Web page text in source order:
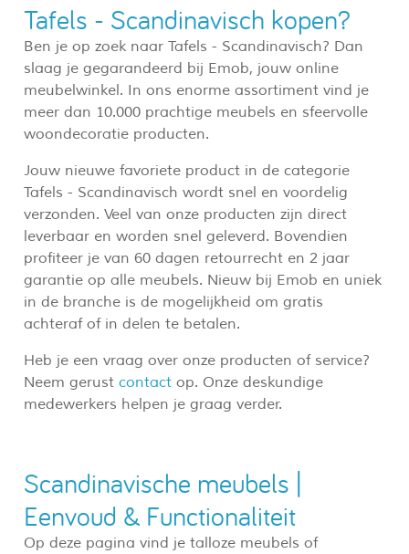
Tafels - Scandinavisch kopen?
Ben je op zoek naar Tafels - Scandinavisch? Dan
slaag je gegarandeerd bij Emob, jouw online
meubelwinkel. In ons enorme assortiment vind je
meer dan 10.000 prachtige meubels en sfeervolle
woondecoratie producten.
Jouw nieuwe favoriete product in de categorie
Tafels - Scandinavisch wordt snel en voordelig
verzonden. Veel van onze producten zijn direct
leverbaar en worden snel geleverd. Bovendien
profiteer je van 60 dagen retourrecht en 2 jaar
garantie op alle meubels. Nieuw bij Emob en uniek
in de branche is de mogelijkheid om gratis
achteraf of in delen te betalen.
Heb je een vraag over onze producten of service?
Neem gerust contact op. Onze deskundige
medewerkers helpen je graag verder.
Scandinavische meubels |
Eenvoud & Functionaliteit
Op deze pagina vind je talloze meubels of